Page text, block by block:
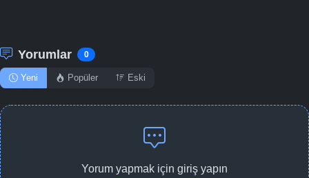
Yorumlar 0
Yeni Popüler Eski
Yorum yapmak için giriş yapın